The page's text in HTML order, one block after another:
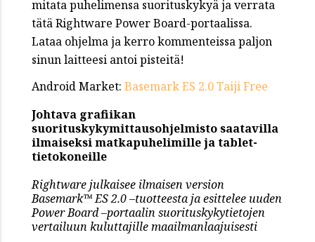
mitata puhelimensa suorituskykyä ja verrata
tätä Rightware Power Board-portaalissa.
Lataa ohjelma ja kerro kommenteissa paljon
sinun laitteesi antoi pisteitä!
Android Market: Basemark ES 2.0 Taiji Free
Johtava grafiikan
suorituskykymittausohjelmisto saatavilla
ilmaiseksi matkapuhelimille ja tablet-
tietokoneille
Rightware julkaisee ilmaisen version
Basemark™ ES 2.0 –tuotteesta ja esittelee uuden
Power Board –portaalin suorituskykytietojen
vertailuun kuluttajille maailmanlaajuisesti